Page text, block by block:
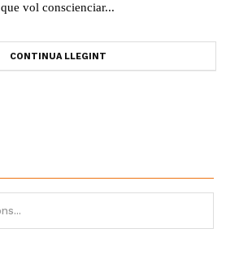
que vol conscienciar...
CONTINUA LLEGINT